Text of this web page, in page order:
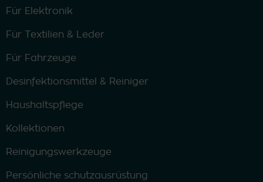
Für Elektronik
Für Textilien & Leder
Für Fahrzeuge
Desinfektionsmittel & Reiniger
Haushaltspflege
Kollektionen
Reinigungswerkzeuge
Persönliche schutzausrüstung